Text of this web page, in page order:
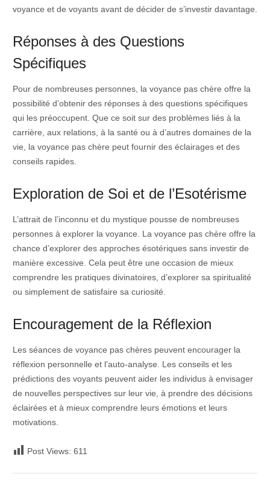
voyance et de voyants avant de décider de s’investir davantage.
Réponses à des Questions
Spécifiques
Pour de nombreuses personnes, la voyance pas chère offre la
possibilité d’obtenir des réponses à des questions spécifiques
qui les préoccupent. Que ce soit sur des problèmes liés à la
carrière, aux relations, à la santé ou à d’autres domaines de la
vie, la voyance pas chère peut fournir des éclairages et des
conseils rapides.
Exploration de Soi et de l’Esotérisme
L’attrait de l’inconnu et du mystique pousse de nombreuses
personnes à explorer la voyance. La voyance pas chère offre la
chance d’explorer des approches ésotériques sans investir de
manière excessive. Cela peut être une occasion de mieux
comprendre les pratiques divinatoires, d’explorer sa spiritualité
ou simplement de satisfaire sa curiosité.
Encouragement de la Réflexion
Les séances de voyance pas chères peuvent encourager la
réflexion personnelle et l’auto-analyse. Les conseils et les
prédictions des voyants peuvent aider les individus à envisager
de nouvelles perspectives sur leur vie, à prendre des décisions
éclairées et à mieux comprendre leurs émotions et leurs
motivations.
Post Views: 611